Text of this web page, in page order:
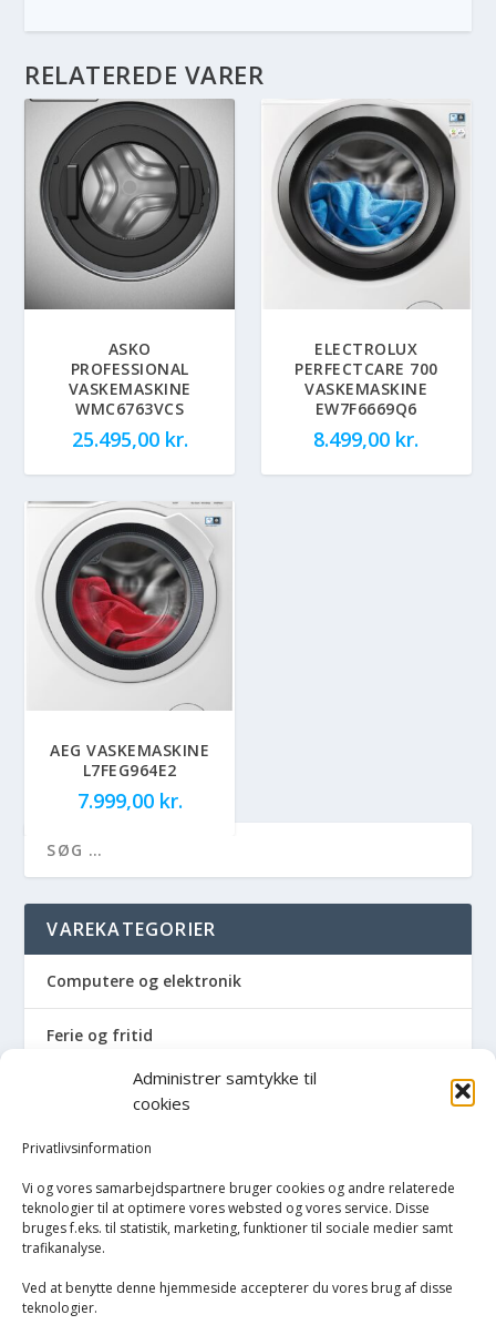
Administrer samtykke til
cookies
Privatlivsinformation
Vi og vores samarbejdspartnere bruger cookies og andre relaterede
teknologier til at optimere vores websted og vores service. Disse
bruges f.eks. til statistik, marketing, funktioner til sociale medier samt
trafikanalyse.
Ved at benytte denne hjemmeside accepterer du vores brug af disse
teknologier.
RELATEREDE VARER
ASKO
PROFESSIONAL
VASKEMASKINE
WMC6763VCS
25.495,00 kr.
ELECTROLUX
PERFECTCARE 700
VASKEMASKINE
EW7F6669Q6
8.499,00 kr.
AEG VASKEMASKINE
L7FEG964E2
7.999,00 kr.
VAREKATEGORIER
Computere og elektronik
Ferie og fritid
Hus og have
Havemaskiner
Hvidevarer
Køkken
Opvarmning